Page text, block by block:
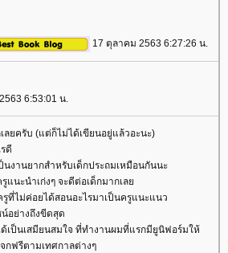
17 ตุลาคม 2563 6:27:26 น.
6:53:01 น.
ลยครับ (แต่ก็ไม่ได้เขียนอยู่แล้วอะนะ)
ดี
นงานยากสำหรับเด็กประถมเหมือนกันนะ
แนะนำเก่งๆ จะดีต่อเด็กมากเล
ที่ไม่ค่อยได้สอนอะไรมาเป็นครูแนะแนว
อย่างถึงขีดสุด
เป็นเสมียนสมใจ ที่ทำงานผมที่แรกมียูนิฟอร์มให้
ฟรีตามเทศกาลต่างๆ